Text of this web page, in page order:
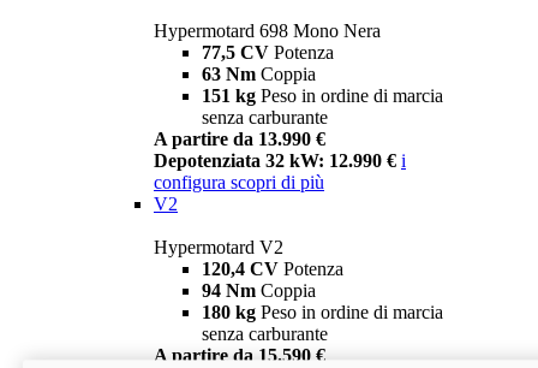
Hypermotard 698 Mono Nera
77,5 CV Potenza
63 Nm Coppia
151 kg Peso in ordine di marcia
senza carburante
A partire da 13.990 €
Depotenziata 32 kW: 12.990 € i
configura scopri di più
V2
Hypermotard V2
120,4 CV Potenza
94 Nm Coppia
180 kg Peso in ordine di marcia
senza carburante
A partire da 15.590 €